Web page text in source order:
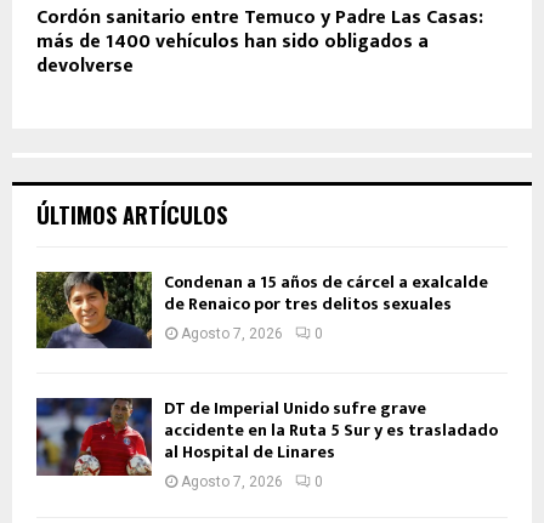
Cordón sanitario entre Temuco y Padre Las Casas:
más de 1400 vehículos han sido obligados a
devolverse
ÚLTIMOS ARTÍCULOS
Condenan a 15 años de cárcel a exalcalde
de Renaico por tres delitos sexuales
Agosto 7, 2026 0
DT de Imperial Unido sufre grave
accidente en la Ruta 5 Sur y es trasladado
al Hospital de Linares
Agosto 7, 2026 0